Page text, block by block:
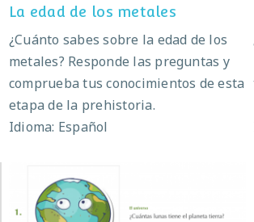
La edad de los metales
¿Cuánto sabes sobre la edad de los
metales? Responde las preguntas y
comprueba tus conocimientos de esta
etapa de la prehistoria.
Idioma: Español